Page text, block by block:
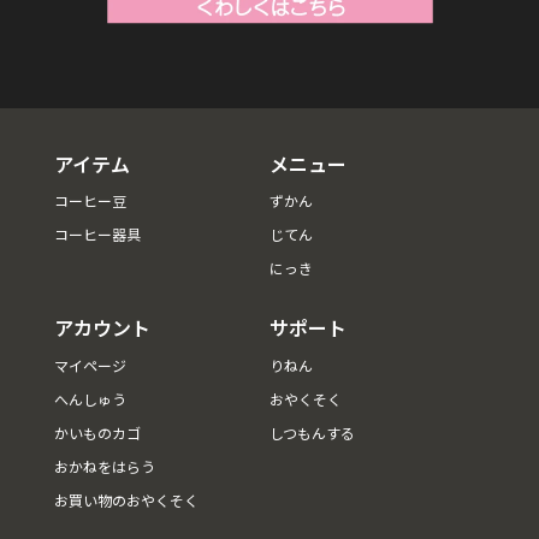
アイテム
コーヒー豆
コーヒー器具
メニュー
ずかん
じてん
にっき
アカウント
マイページ
へんしゅう
かいものカゴ
おかねをはらう
お買い物のおやくそく
サポート
りねん
おやくそく
しつもんする